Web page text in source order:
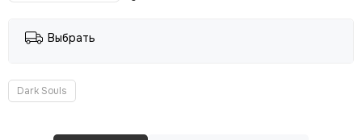
Выбрать
Dark Souls